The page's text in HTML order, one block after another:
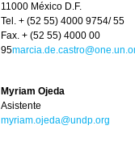
11000 México D.F.
Tel. + (52 55) 4000 9754/ 55
Fax. + (52 55) 4000 00
95
Myriam Ojeda
Asistente
myriam.ojeda@undp.org